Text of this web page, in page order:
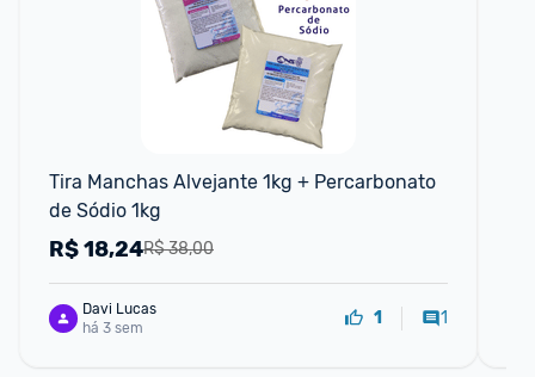
Tira Manchas Alvejante 1kg + Percarbonato
de Sódio 1kg
R$ 38,00
R$18,24
Davi Lucas
há 3 sem
1 1